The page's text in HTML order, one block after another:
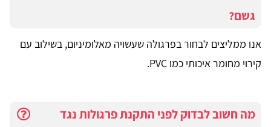
גשם?
אנו ממליצים לבחור בפרגולה שעשויה מאלומיניום, בשילוב עם
קירוי מחומר איכותי כמו PVC.
מה חשוב לבדוק לפני התקנת פרגולות נגד